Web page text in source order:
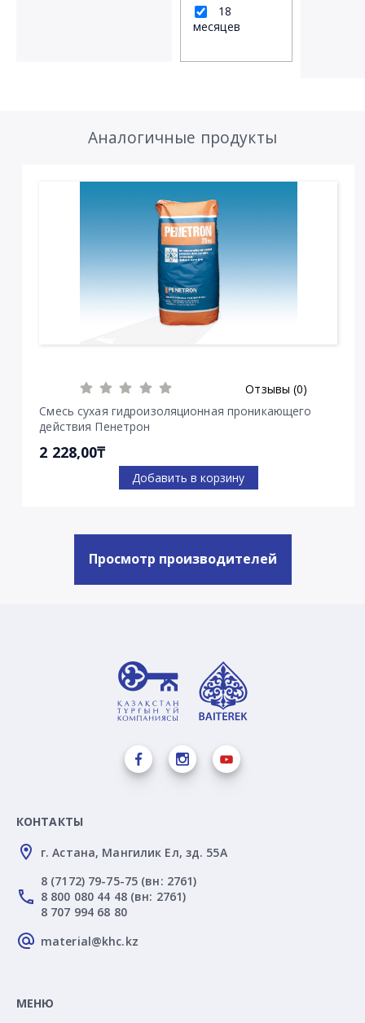
18
месяцев
Аналогичные продукты
Отзывы (0)
Смесь сухая гидроизоляционная проникающего
действия Пенетрон
2 228,00₸
Добавить в корзину
Просмотр производителей
КОНТАКТЫ
г. Астана, Мангилик Ел, зд. 55А
8 (7172) 79-75-75 (вн: 2761)
8 800 080 44 48 (вн: 2761)
8 707 994 68 80
material@khc.kz
МЕНЮ